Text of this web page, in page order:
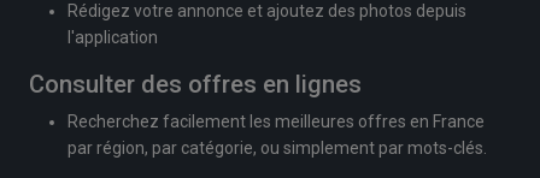
Rédigez votre annonce et ajoutez des photos depuis
l'application
Consulter des offres en lignes
Recherchez facilement les meilleures offres en France
par région, par catégorie, ou simplement par mots-clés.